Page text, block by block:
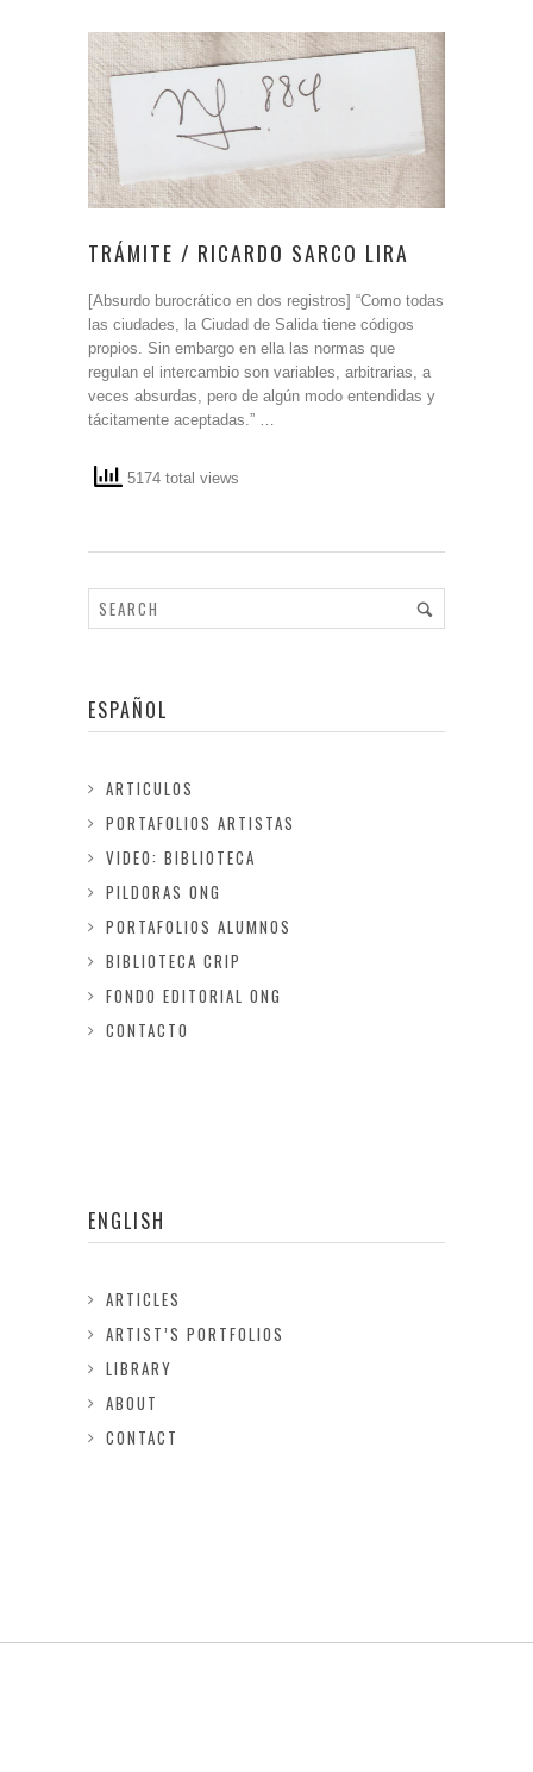
TRÁMITE / RICARDO SARCO LIRA
[Absurdo burocrático en dos registros] “Como todas
las ciudades, la Ciudad de Salida tiene códigos
propios. Sin embargo en ella las normas que
regulan el intercambio son variables, arbitrarias, a
veces absurdas, pero de algún modo entendidas y
tácitamente aceptadas.” …
5174 total views
ESPAÑOL
ARTICULOS
PORTAFOLIOS ARTISTAS
VIDEO: BIBLIOTECA
PILDORAS ONG
PORTAFOLIOS ALUMNOS
BIBLIOTECA CRIP
FONDO EDITORIAL ONG
CONTACTO
ENGLISH
ARTICLES
ARTIST’S PORTFOLIOS
LIBRARY
ABOUT
CONTACT